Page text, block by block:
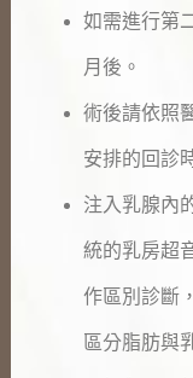
如需進行第
月後。
術後請依照
安排的回診
注入乳腺內
統的乳房超
作區別診斷
區分脂肪與